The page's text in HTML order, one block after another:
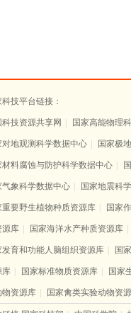
科技平台链接：
科技资源共享网 国家高能物理
对地观测科学数据中心 国家极
材料腐蚀与防护科学数据中心
气象科学数据中心 国家地震科
重要野生植物种质资源库 国家
源库 国家海洋水产种质资源库
发育和功能人脑组织资源库 国
库 国家标准物质资源库 国家
物资源库 国家禽类实验动物资